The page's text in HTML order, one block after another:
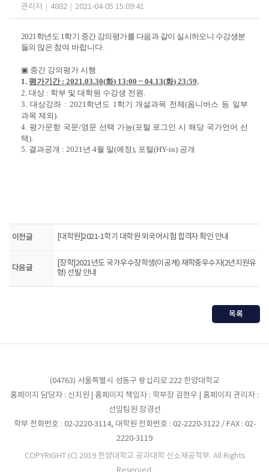
관리자 4882 2021-04-05 15:09:41
2021학년도 1학기 중간 강의평가를 다음과 같이 실시하오니 수강생분
들의 많은 참여 바랍니다.
▣ 중간 강의평가 시행
1. 평가기간 : 2021.03.30(화) 13:00 ~ 04.13(화) 23:59.
2. 대상 : 학부 및 대학원 수강생 전원 .
3. 대상강좌 : 2021학년도 1학기 개설과목 전체(옴니버스 등 일부
과목 제외).
4. 평가문항 국문/영문 선택 가능(포털 로그인 시 해당 국가언어 선
택).
5. 결과공개 : 2021년 4월 말(예정), 포털(HY-in) 공개
이전글 [대학원]2021-1학기 대학원 외국어시험 합격자 확인 안내
다음글
[장학]2021년도 국가우수장학생(이공계) 재학중우수자(2년지원유
형) 선발 안내
목록
(04763) 서울특별시 성동구 왕십리로 222 한양대학교
홈페이지 담당자 : 신지원 | 홈페이지 책임자 : 학부장 김현우 | 홈페이지 관리자 :
선임팀원 장경선
학부 전화번호 : 02-2220-3114, 대학원 전화번호 : 02-2220-3122 / FAX : 02-
2220-3119
COPYRIGHT (C) 2019 한양대학교 공과대학 신소재공학부. All Rights